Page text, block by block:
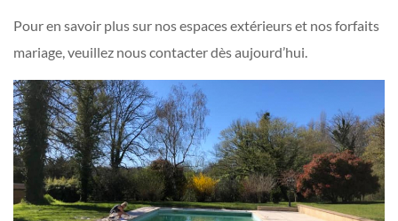
Pour en savoir plus sur nos espaces extérieurs et nos forfaits
mariage, veuillez nous contacter dès aujourd’hui.